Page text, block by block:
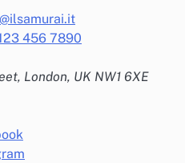
456 7890
London, UK NW1 6XE